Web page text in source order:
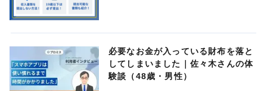
必要なお金が入っている財布を落と
してしまいました｜佐々木さんの体
験談（48歳・男性）